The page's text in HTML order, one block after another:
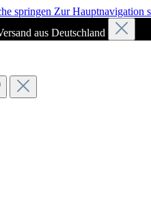
springen Zur Hauptnavigation
aus Deutschland